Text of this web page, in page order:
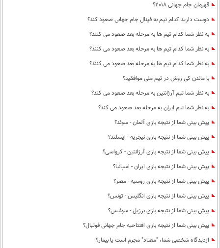
قهرمان جام جهانی 2018؟
دوست دارید کدام تیم به فینال جام جهانی صعود کند؟
به نظر شما کدام تیم ها به مرحله بعد صعود می کنند؟
به نظر شما کدام تیم ها به مرحله بعد صعود می کنند؟
به نظر شما کدام تیم ها به مرحله بعد صعود می کنند؟
با ماندن کی روش در تیم ملی موافقید؟
به نظر شما تیم آرژانتین به مرحله بعد صعود می کند؟
به نظر شما تیم ایران به مرحله بعد صعود می کند؟
پیش بینی شما از نتیجه بازی آلمان - سوئد؟
پیش بینی شما از نتیجه بازی نیجریه - ایسلند؟
پیش بینی شما از نتیجه بازی آرژانتین - کرواسی؟
پیش بینی شما از نتیجه بازی ایران - اسپانیا؟
پیش بینی شما از نتیجه بازی روسیه - مصر؟
پیش بینی شما از نتیجه بازی انگلیس - تونس؟
پیش بینی شما از نتیجه بازی برزیل - سوئیس؟
پیش بینی شما از نتیجه بازی افتتاحیه جام جهانی فوتبال؟
ازدیدگاه شخصی شما، "معتاد" مجرم است یا بیمار؟